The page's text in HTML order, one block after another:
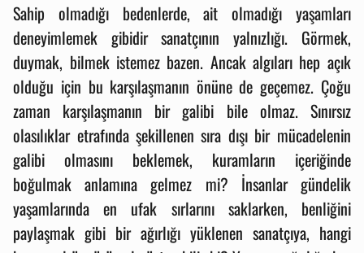
Sahip olmadığı bedenlerde, ait olmadığı yaşamları
deneyimlemek gibidir sanatçının yalnızlığı. Görmek,
duymak, bilmek istemez bazen. Ancak algıları hep açık
olduğu için bu karşılaşmanın önüne de geçemez. Çoğu
zaman karşılaşmanın bir galibi bile olmaz. Sınırsız
olasılıklar etrafında şekillenen sıra dışı bir mücadelenin
galibi olmasını beklemek, kuramların içeriğinde
boğulmak anlamına gelmez mi? İnsanlar gündelik
yaşamlarında en ufak sırlarını saklarken, benliğini
paylaşmak gibi bir ağırlığı yüklenen sanatçıya, hangi